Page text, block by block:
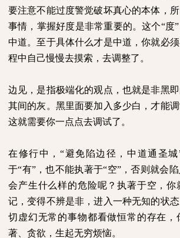
要注意不能过度警觉破坏真心的本体，
事情，掌握好度是非常重要的。这个“度
中道。至于具体什么才是中道，你就必
程中自己慢慢去摸索，去调整了。
边见，是指极端化的观点，也就是非黑
其间的灰。黑里面要加入多少白，才能调
这就需要你一点点去调试了。
在修行中，“避免陷边径，中道通圣
于“有”，也不能执著于“空”，否则就会
会产生什么样的危险呢？执著于空，你
记，变得不辨是非，进入一种无知的状
切虚幻无常的事物都看做恒常的存在，
著、贪欲，生起无穷烦恼。